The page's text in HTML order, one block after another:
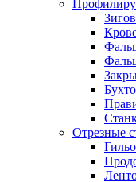
Отрезные